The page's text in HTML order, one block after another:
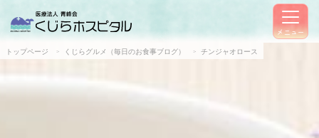
メニュー
トップページ くじらグルメ（毎日のお食事ブログ） チンジャオロース